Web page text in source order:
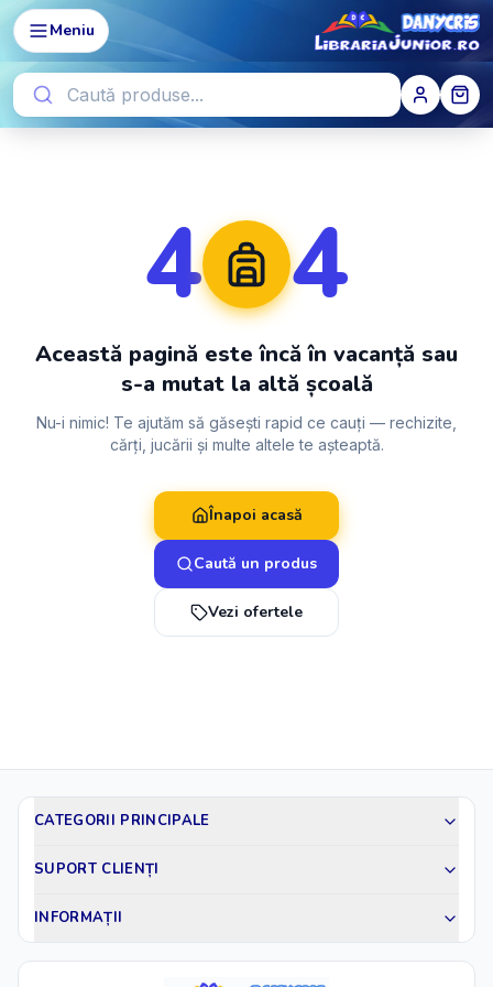
Meniu
4 4
Această pagină este încă în vacanță sau
s-a mutat la altă școală
Nu-i nimic! Te ajutăm să găsești rapid ce cauți — rechizite,
cărți, jucării și multe altele te așteaptă.
Înapoi acasă
Caută un produs
Vezi ofertele
CATEGORII PRINCIPALE
SUPORT CLIENȚI
INFORMAȚII